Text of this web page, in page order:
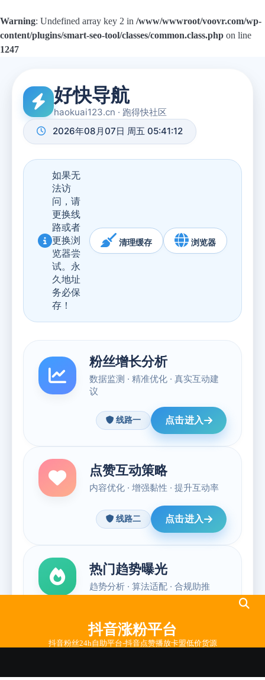
Warning: Undefined array key 2 in /www/wwwroot/voovr.com/wp-
content/plugins/smart-seo-tool/classes/common.class.php on line
1247
抖音涨粉平台
抖音粉丝24h自助平台-抖音点赞播放卡盟低价货源